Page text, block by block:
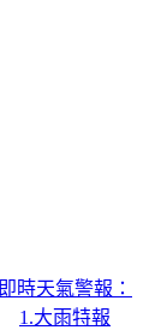
即時天氣警報：
1.大雨特報